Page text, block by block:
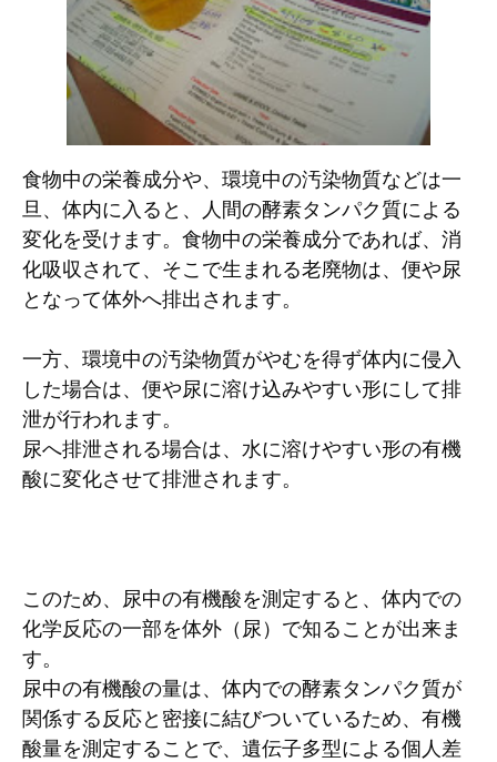
食物中の栄養成分や、環境中の汚染物質などは一
旦、体内に入ると、人間の酵素タンパク質による
変化を受けます。食物中の栄養成分であれば、消
化吸収されて、そこで生まれる老廃物は、便や尿
となって体外へ排出されます。
一方、環境中の汚染物質がやむを得ず体内に侵入
した場合は、便や尿に溶け込みやすい形にして排
泄が行われます。
尿へ排泄される場合は、水に溶けやすい形の有機
酸に変化させて排泄されます。
このため、尿中の有機酸を測定すると、体内での
化学反応の一部を体外（尿）で知ることが出来ま
す。
尿中の有機酸の量は、体内での酵素タンパク質が
関係する反応と密接に結びついているため、有機
酸量を測定することで、遺伝子多型による個人差